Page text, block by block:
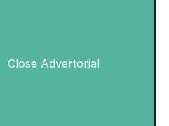
Close Advertorial